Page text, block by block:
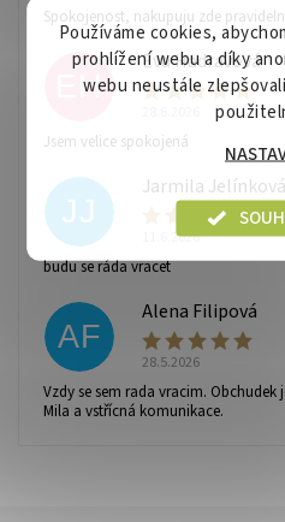
Vaše osobní údaje budou
ochrany osobních údajů
Spokojenost, nakupuju zde
EH
Eva Hadravová
Jsem velice spokojená
JJ
Jarmila Jelínková
11.6.2026
budu se ráda vracet
AF
Alena Filipová
28.5.2026
Vzdy se sem rada vracim.
Mila a vstřícná komunikace.
Používáme cookies,
prohlížení webu a díky
webu neustále